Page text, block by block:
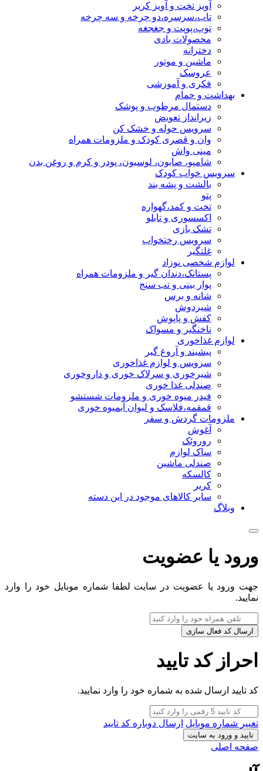
آویز تخت و آویز کریر
تاب،سرسره،دو چرخه و سه چرخه
توپ،پوپت و جغجغه
محصولات بادی
دخترانه
ماشین و موتور
عروسک
فکری و آموزشی
بهداشت و حمام
دستمال مرطوب و پوشک
زیرانداز تعویض
سرویس حوله و خشک کن
وان و قصری کودک و ملزومات همراه
مینی واش
شامپو، صابون، لوسیون، پودر و کرم و روغن بدن
سرویس خواب کودک
بالشت و پشه بند
پتو
تخت و کمد،گهواره
اکسسوری و تابلو
تشک بازی
سرویس رختخواب
غلتگیر
لوازم شخصی نوزاد
پستانک،دندان گیر و ملزومات همراه
پوار بینی و تب سنج
شانه و برس
شیردوش
کفش و پاپوش
ناخنگیر و مسواک
لوازم غذاخوری
پیشبند و آروغ گیر
سرویس و لوازم غذاخوری
شیرخوری و سرلاک خوری و داروخوری
صندلی غذا خوری
فیدر میوه خوری و ملزومات شستشو
قمقمه،فلاسک و لیوان آبمیوه خوری
ملزومات گردش و سفر
آغوش
روروئک
ساک لوازم
صندلی ماشین
کالسکه
کریر
سایر کالاهای موجود در این دسته
وبلاگ
ورود یا عضویت
جهت ورود یا عضویت در سایت لطفا شماره موبایل خود را وارد
نمایید.
ارسال کد فعال سازی
احراز کد تایید
کد تایید ارسال شده به شماره خود را وارد نمایید.
تغییر شماره موبایل ارسال دوباره کد تایید
تایید و ورود به سایت
صفحه اصلی